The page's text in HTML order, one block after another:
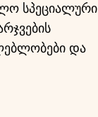
სპეციალური
და